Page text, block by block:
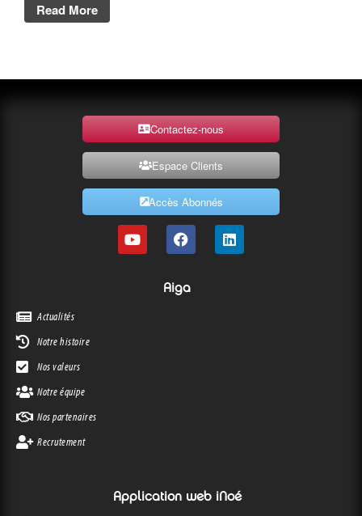
Read More
Contactez-nous
Espace Clients
Accès Abonnés
Aiga
Actualités
Notre histoire
Nos valeurs
Notre équipe
Nos partenaires
Recrutement
Application web iNoé